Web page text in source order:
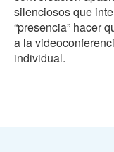
silenciosos que
“presencia” hacer
a la
individual.